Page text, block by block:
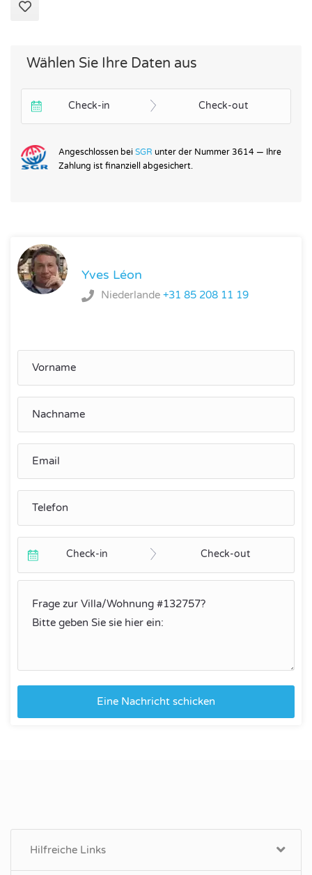
Wählen Sie Ihre Daten aus
Check-in Check-out
Angeschlossen bei SGR unter der Nummer 3614 — Ihre
Zahlung ist finanziell abgesichert.
Yves Léon
Niederlande +31 85 208 11 19
Check-in Check-out
Eine Nachricht schicken
Hilfreiche Links